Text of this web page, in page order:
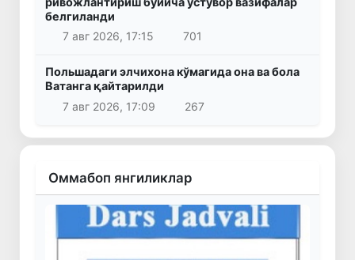
белгиланди
7 авг 2026, 17:15
701
Польшадаги элчихона кўмагида она ва бола
Ватанга қайтарилди
7 авг 2026, 17:09
267
Оммабоп янгиликлар